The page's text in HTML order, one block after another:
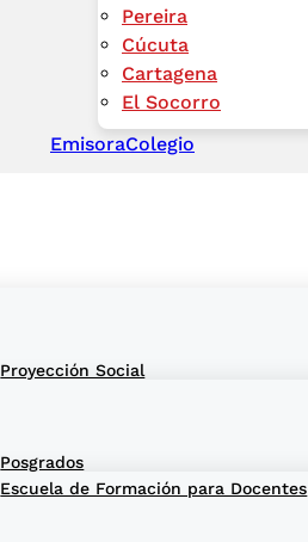
Pereira
Cúcuta
Cartagena
El Socorro
EmisoraColegio
Proyección Social
Escuela de Formación para Docentes
Posgrados